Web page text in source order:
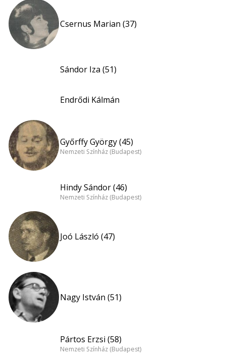
Csernus Marian (37)
Sándor Iza (51)
Endrődi Kálmán
Győrffy György (45)
Nemzeti Színház (Budapest)
Hindy Sándor (46)
Nemzeti Színház (Budapest)
Joó László (47)
Nagy István (51)
Pártos Erzsi (58)
Nemzeti Színház (Budapest)